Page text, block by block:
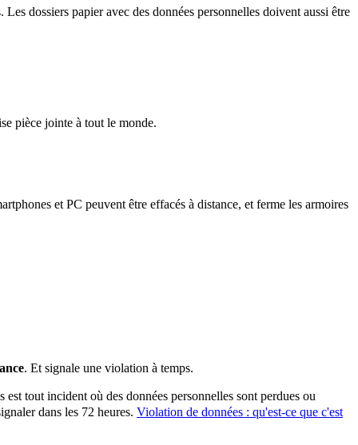
dossiers papier avec des données personnelles doivent aussi être
pièce jointe à tout le monde.
et PC peuvent être effacés à distance, et ferme les armoires
. Et signale une violation à temps.
tout incident où des données personnelles sont perdues ou
dans les 72 heures. Violation de données : qu'est-ce que c'est